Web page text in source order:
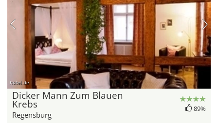
hotel.de
Dicker Mann Zum Blauen
Krebs
Regensburg
89%